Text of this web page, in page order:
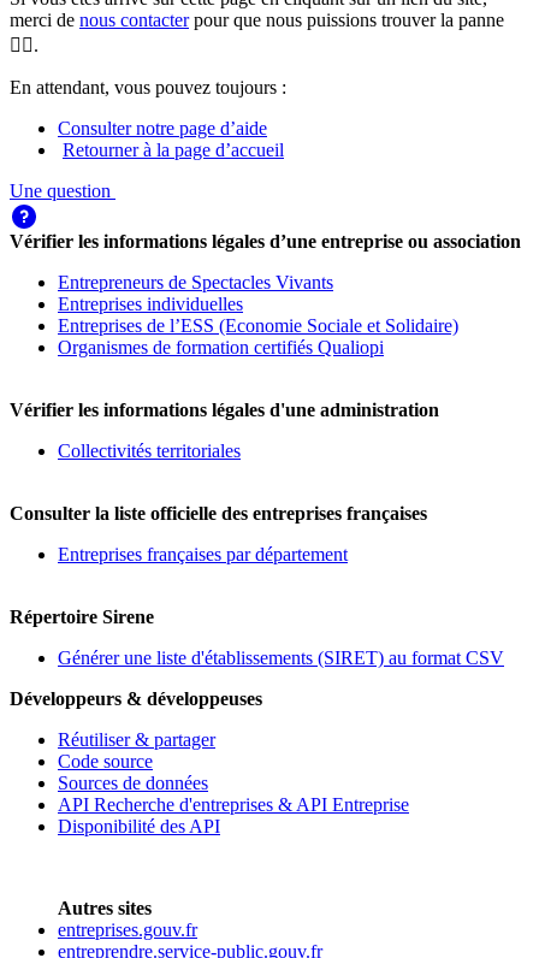
merci de nous contacterpour que nous puissions trouver la panne
🕵️‍♀️.
En attendant, vous pouvez toujours :
Consulter notre page d’aide
Retourner à la page d’accueil
Une question
Vérifier les informations légales d’une entreprise ou association
Entrepreneurs de Spectacles Vivants
Entreprises individuelles
Entreprises de l’ESS (Economie Sociale et Solidaire)
Organismes de formation certifiés Qualiopi
Vérifier les informations légales d'une administration
Collectivités territoriales
Consulter la liste officielle des entreprises françaises
Entreprises françaises par département
Répertoire Sirene
Générer une liste d'établissements (SIRET) au format CSV
Développeurs & développeuses
Réutiliser & partager
Code source
Sources de données
API Recherche d'entreprises & API Entreprise
Disponibilité des API
Autres sites
entreprises.gouv.fr
entreprendre.service-public.gouv.fr